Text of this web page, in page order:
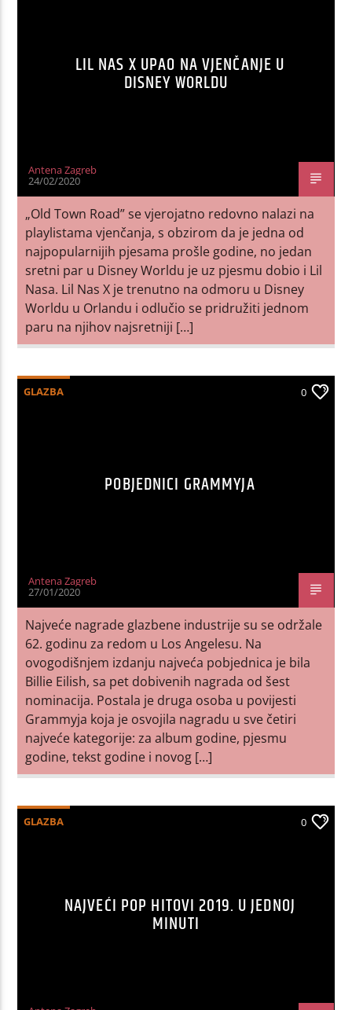
LIL NAS X UPAO NA VJENČANJE U
DISNEY WORLDU
Antena Zagreb
24/02/2020
„Old Town Road” se vjerojatno redovno nalazi na
playlistama vjenčanja, s obzirom da je jedna od
najpopularnijih pjesama prošle godine, no jedan
sretni par u Disney Worldu je uz pjesmu dobio i Lil
Nasa. Lil Nas X je trenutno na odmoru u Disney
Worldu u Orlandu i odlučio se pridružiti jednom
paru na njihov najsretniji […]
GLAZBA 0
POBJEDNICI GRAMMYJA
Antena Zagreb
27/01/2020
Najveće nagrade glazbene industrije su se održale
62. godinu za redom u Los Angelesu. Na
ovogodišnjem izdanju najveća pobjednica je bila
Billie Eilish, sa pet dobivenih nagrada od šest
nominacija. Postala je druga osoba u povijesti
Grammyja koja je osvojila nagradu u sve četiri
najveće kategorije: za album godine, pjesmu
godine, tekst godine i novog […]
GLAZBA 0
NAJVEĆI POP HITOVI 2019. U JEDNOJ
MINUTI